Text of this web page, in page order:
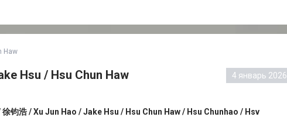
Haw
Hsu / Hsu Chun Haw 4 январь 2026
徐钧浩 / Xu Jun Hao / Jake Hsu / Hsu Chun Haw / Hsu Chunhao / Hsv